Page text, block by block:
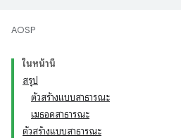
AOSP
ในหน้านี้
สรุป
ตัวสร้างแบบสาธารณะ
เมธอดสาธารณะ
ตัวสร้างแบบสาธารณะ